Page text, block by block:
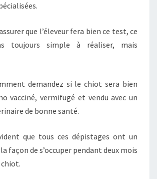
que l’éleveur fera bien ce test, ce
toujours simple à réaliser, mais
demandez si le chiot sera bien
vacciné, vermifugé et vendu avec un
de bonne santé.
que tous ces dépistages ont un
façon de s’occuper pendant deux mois